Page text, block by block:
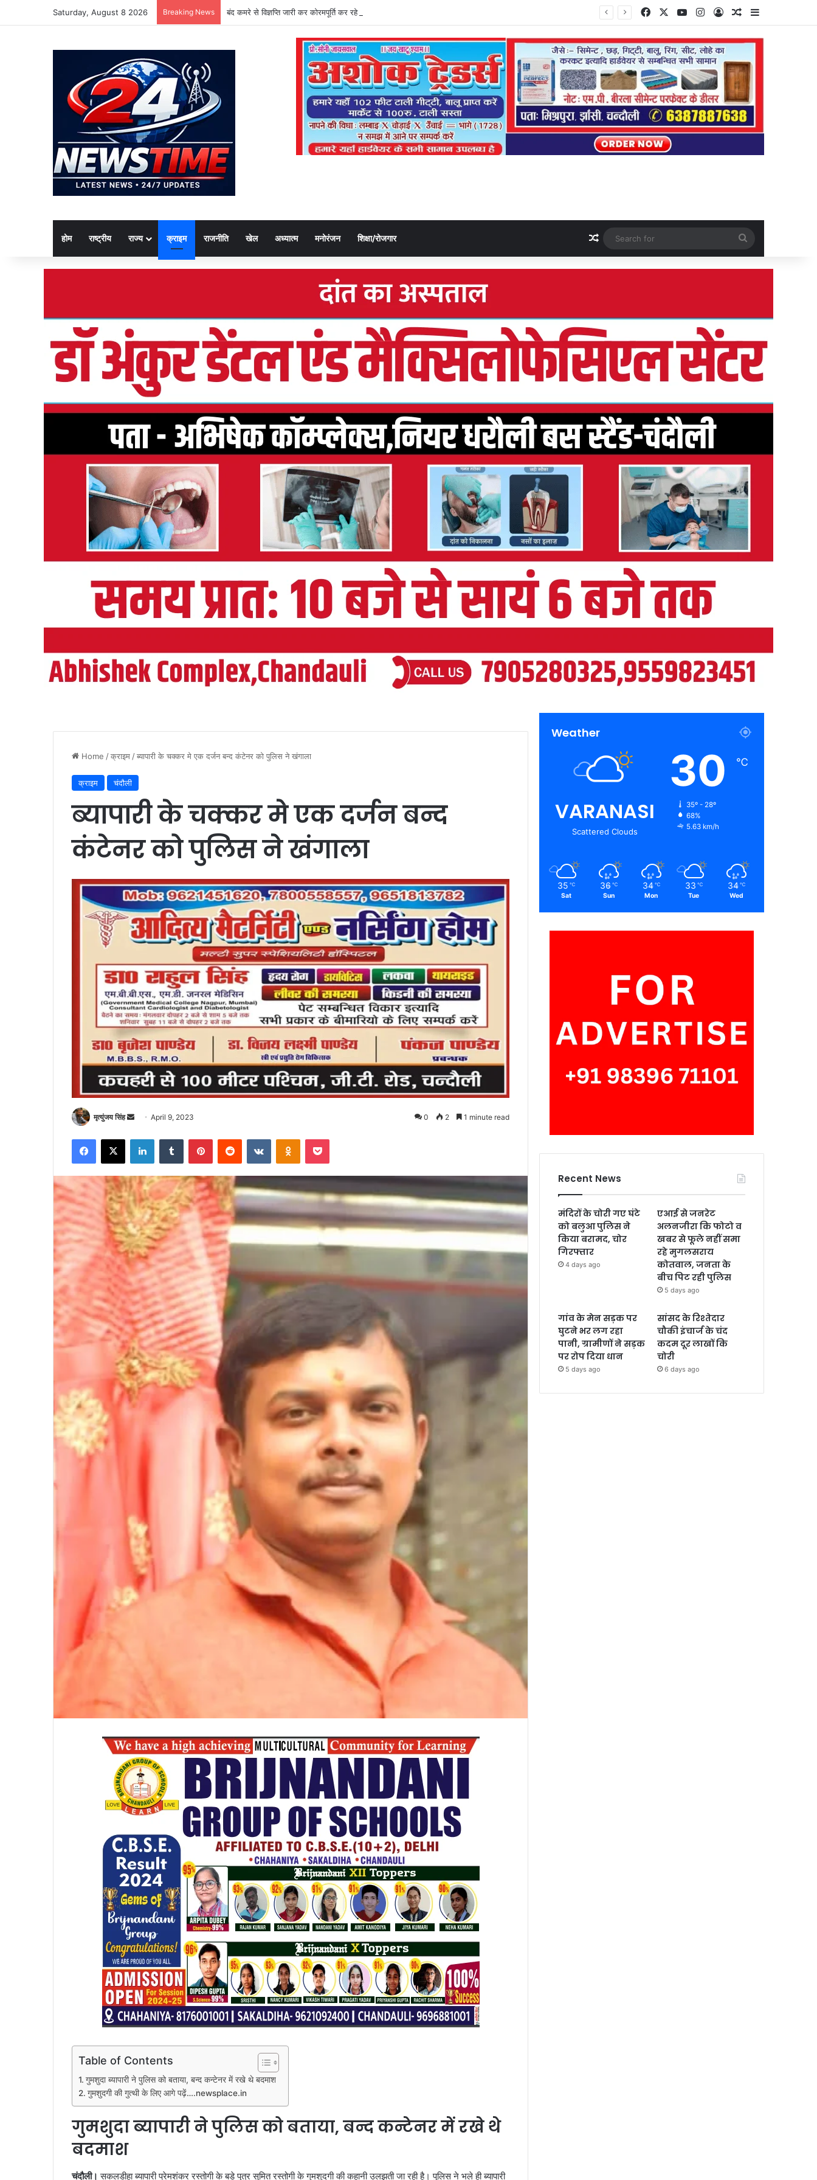
Saturday, August 8 2026 Breaking News बंद कमरे से विज्ञप्ति जारी कर कोरमपूर्ति कर रहे डीएओ, किसानों को लूट रहे निजी दुकानदार FacebookYouTubeInstagram
Log InRandom Article
Sidebar
होम राष्ट्रीय राज्य क्राइम राजनीति खेल अध्यात्म मनोरंजन शिक्षा/रोजगार Random Article
for
Home /क्राइम /ब्यापारी के चक्कर मे एक दर्जन बन्द कंटेनर को पुलिस ने खंगाला
क्राइम चंदौली
ब्यापारी के चक्कर मे एक दर्जन बन्द
कंटेनर को पुलिस ने खंगाला
मृत्युंजय सिंह
Send
email
April 9, 2023 0 2 1 minute read
Facebook
X LinkedInTumblr PinterestReddit VKontakteOdnoklassniki
Pocket
Table of Contents
गुमशुदा ब्यापारी ने पुलिस को बताया, बन्द कन्टेनर में रखे थे बदमाश
गुमशुदगी की गुत्थी के लिए आगे पढ़ें….newsplace.in
गुमशुदा ब्यापारी ने पुलिस को बताया, बन्द कन्टेनर में रखे थे
बदमाश
चंदौली। सकलडीहा ब्यापारी प्रेमशंकर रस्तोगी के बड़े पुत्र सुमित रस्तोगी के गुमशुदगी की कहानी उलझती जा रही है। पुलिस ने भले ही ब्यापारी
Weather
VARANASI
Scattered Clouds
30 ℃
35º - 28º
68%
5.63 km/h
35 ℃
Sat
36 ℃
Sun
34 ℃
Mon
33 ℃
Tue
34 ℃
Wed
Recent News
मंदिरों के चोरी गए घंटे
को बलुआ पुलिस ने
किया बरामद, चोर
गिरफ्तार
4 days ago
एआई से जनरेट
अलनजीरा कि फोटो व
खबर से फूले नहीं समा
रहे मुगलसराय
कोतवाल, जनता के
बीच पिट रही पुलिस
5 days ago
गांव के मेन सड़क पर
घुटने भर लग रहा
पानी, ग्रामीणों ने सड़क
पर रोप दिया धान
5 days ago
सांसद के रिश्तेदार
चौकी इंचार्ज के चंद
कदम दूर लाखों कि
चोरी
6 days ago